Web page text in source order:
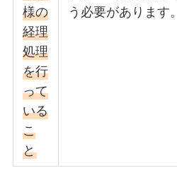
様の
経理
処理
を行
って
いる
こ
と
う必要があります。